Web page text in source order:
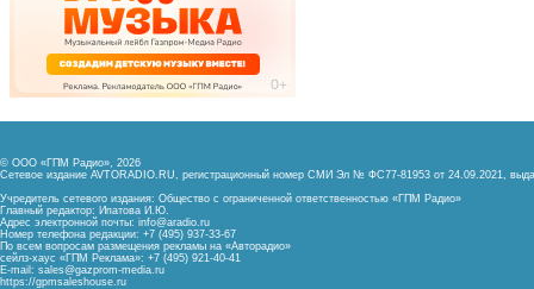
© ООО «ГПМ Радио», 2026
Сетевое издание AVTORADIO.RU, регистрационный номер СМИ Эл № ФС77-81953 от 24.09.2021,
Учредитель сетевого издания: Общество с ограниченной ответственностью «ГПМ Радио»
Главный редактор: Ипатова И.Ю.
Адрес электронной почты: info@aradio.ru
Номер телефона редакции: +7 (495) 937-33-67
По всем вопросам размещения рекламы на «Авторадио»
сейлз-хаус «ГПМ Реклама»: +7 (495) 921-40-41
E-mail: sales@gazprom-media.ru
https://gpmsaleshouse.ru